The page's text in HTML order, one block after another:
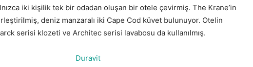
iki kişilik tek bir odadan oluşan bir otele çevirmiş. The Krane’in
deniz manzaralı iki Cape Cod küvet bulunuyor. Otelin
serisi klozeti ve Architec serisi lavabosu da kullanılmış.